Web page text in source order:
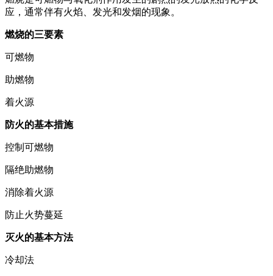
应，通常伴有火焰、发光和发烟的现象。
燃烧的三要素
可燃物
助燃物
着火源
防火的基本措施
控制可燃物
隔绝助燃物
消除着火源
防止火势蔓延
灭火的基本方法
冷却法